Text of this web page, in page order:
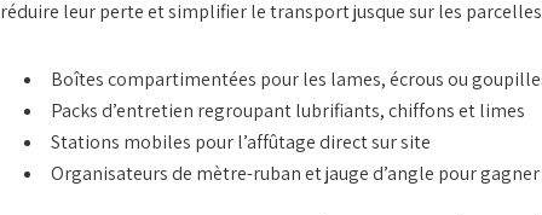
réduire leur perte et simplifier le transport jusque sur les
Boîtes compartimentées pour les lames, écrous ou
Packs d’entretien regroupant lubrifiants, chiffons et limes
Stations mobiles pour l’affûtage direct sur site
Organisateurs de mètre-rubanetjauge d’angle pour